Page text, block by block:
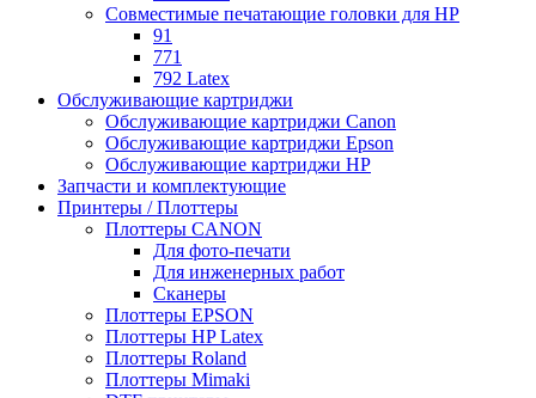
Совместимые печатающие головки для HP
91
771
792 Latex
Обслуживающие картриджи
Обслуживающие картриджи Canon
Обслуживающие картриджи Epson
Обслуживающие картриджи HP
Запчасти и комплектующие
Принтеры / Плоттеры
Плоттеры CANON
Для фото-печати
Для инженерных работ
Сканеры
Плоттеры EPSON
Плоттеры HP Latex
Плоттеры Roland
Плоттеры Mimaki